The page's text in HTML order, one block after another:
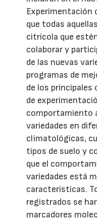
Experimentación
que todas
citrícola que
colaborar y
de las nuevas
programas de
de los
de
comportamiento
variedades en
climatológicas,
tipos de suelo y
que el
variedades está
características.
registrados se
marcadores